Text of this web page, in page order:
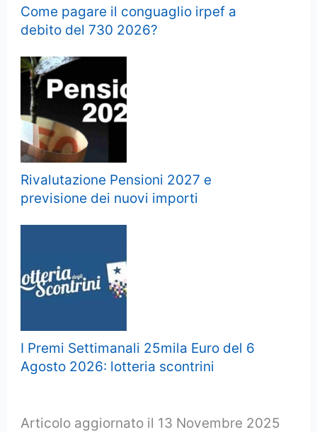
Come pagare il conguaglio irpef a
debito del 730 2026?
Rivalutazione Pensioni 2027 e
previsione dei nuovi importi
I Premi Settimanali 25mila Euro del 6
Agosto 2026: lotteria scontrini
Articolo aggiornato il 13 Novembre 2025